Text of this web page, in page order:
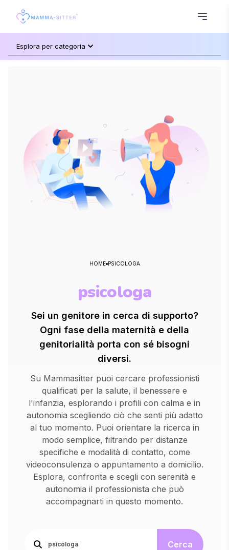
Esplora per categoria
HOME PSICOLOGA
psicologa
Sei un genitore in cerca di supporto?
Ogni fase della maternità e della
genitorialità porta con sé bisogni
diversi.
Su Mammasitter puoi cercare professionisti
qualificati per la salute, il benessere e
l'infanzia, esplorando i profili con calma e in
autonomia scegliendo ciò che senti più adatto
al tuo momento. Puoi orientare la ricerca in
modo semplice, filtrando per distanze
specifiche e modalità di contatto, come
videoconsulenza o appuntamento a domicilio.
Esplora, confronta e scegli con serenità e
autonomia il professionista che può
accompagnarti in questo momento.
Cerca